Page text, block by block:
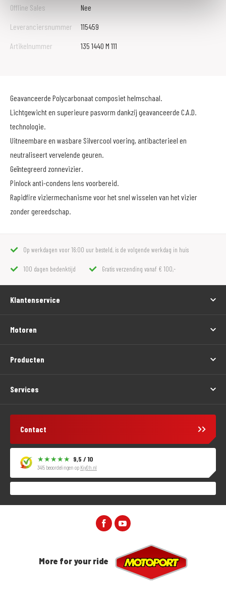
Offline Sales
Nee
Leveranciersnummer
115459
Artikelnummer
135 1440 M 111
Geavanceerde Polycarbonaat composiet helmschaal.
Lichtgewicht en superieure pasvorm dankzij geavanceerde C.A.D.
technologie.
Uitneembare en wasbare Silvercool voering, antibacterieel en
neutraliseert vervelende geuren.
Geïntegreerd zonnevizier.
Pinlock anti-condens lens voorbereid.
Rapidfire viziermechanisme voor het snel wisselen van het vizier
zonder gereedschap.
Op werkdagen voor 16:00 uur besteld, is de volgende werkdag in huis
100 dagen bedenktijd Gratis verzending vanaf € 100,-
Klantenservice
Motoren
Producten
Services
Contact
9,5 / 10
3415 beoordelingen op KiyOh.nl
More for your ride